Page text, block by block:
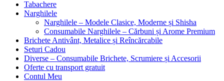
Tabachere
Narghilele
Narghilele – Modele Clasice, Moderne și Shisha
Consumabile Narghilele – Cărbuni și Arome Premium
Brichete Antivânt, Metalice și Reîncărcabile
Seturi Cadou
Diverse – Consumabile Brichete, Scrumiere și Accesorii
Oferte cu transport gratuit
Contul Meu